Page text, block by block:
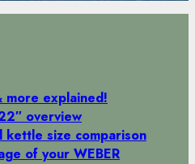
more explained!
overview
kettle size comparison
of your WEBER